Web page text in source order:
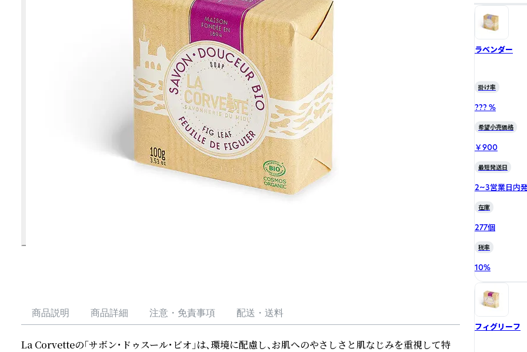
商品説明 商品詳細 注意・免責事項 配送・送料
La Corvetteの「サボン・ドゥスール・ビオ」は、環境に配慮し、お肌へのやさしさと肌なじみを重視して特
ラベンダー
掛け率
??? %
希望小売価格
￥900
最短発送日
2~3営業日内
在庫
277個
税率
10%
フィグリーフ